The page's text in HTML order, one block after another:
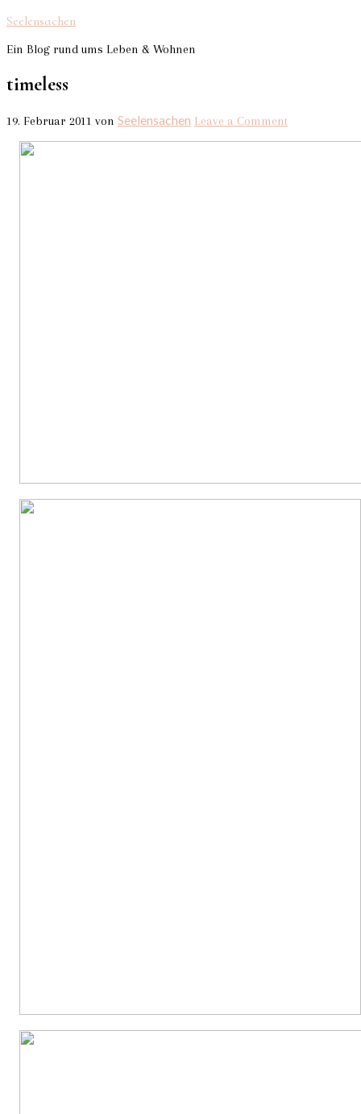
Seelensachen
Ein Blog rund ums Leben & Wohnen
timeless
19. Februar 2011 von Seelensachen Leave a Comment